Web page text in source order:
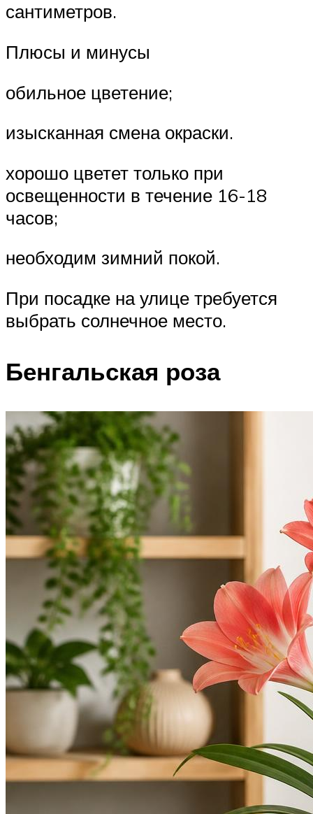
сантиметров.
Плюсы и минусы
обильное цветение;
изысканная смена окраски.
хорошо цветет только при
освещенности в течение 16-18
часов;
необходим зимний покой.
При посадке на улице требуется
выбрать солнечное место.
Бенгальская роза